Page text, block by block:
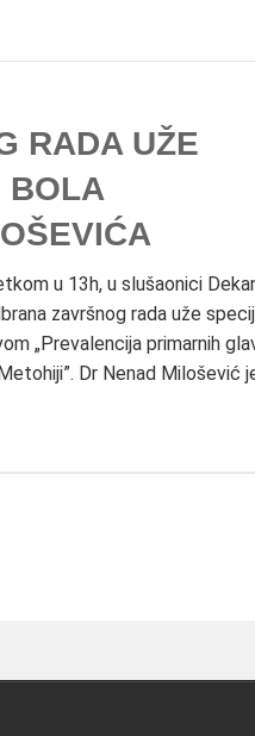
RADA UŽE
BOLA
u 13h, u slušaonici
završnog rada uže
„Prevalencija primarnih
Dr Nenad Milošević